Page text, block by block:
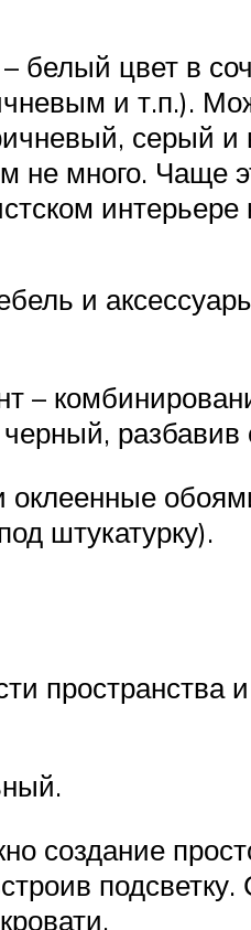
белый цвет в
и т.п.).
серый и
не много. Чаще
интерьере
и
разбавив
штукатурку).
пространства
создание